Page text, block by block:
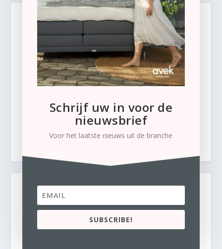
Schrijf uw in voor de
nieuwsbrief
Voor het laatste nieuws uit de branche
SUBSCRIBE!